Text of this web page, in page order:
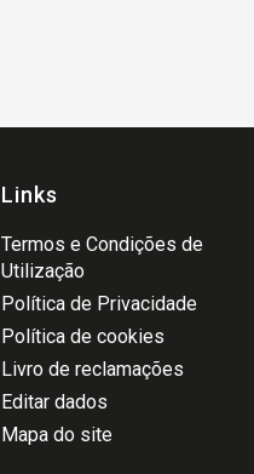
Links
Termos e Condições de
Utilização
Política de Privacidade
Política de cookies
Livro de reclamações
Editar dados
Mapa do site